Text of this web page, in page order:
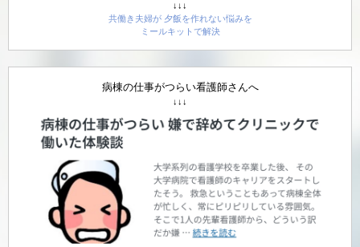
↓↓↓
共働き夫婦が 夕飯を作れない悩みを
ミールキットで解決
病棟の仕事がつらい看護師さんへ
↓↓↓